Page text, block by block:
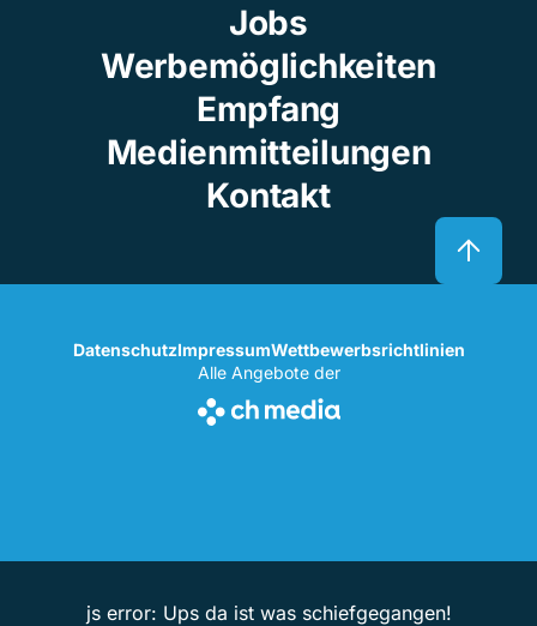
Jobs
Werbemöglichkeiten
Empfang
Medienmitteilungen
Kontakt
DatenschutzImpressumWettbewerbsrichtlinien
Alle Angebote der
js error: Ups da ist was schiefgegangen!